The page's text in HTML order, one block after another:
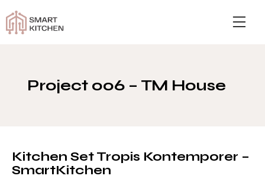
Project 006 – TM House
Kitchen Set Tropis Kontemporer –
SmartKitchen